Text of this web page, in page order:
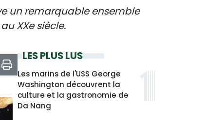
un remarquable ensemble
XXe siècle.
LES PLUS LUS
Les marins de l'USS George
Washington découvrent la
culture et la gastronomie de
Da Nang